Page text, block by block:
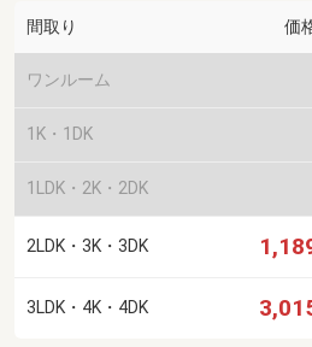
間取り 価
ワンルーム
1K・1DK
1LDK・2K・2DK
2LDK・3K・3DK
3LDK・4K・4DK